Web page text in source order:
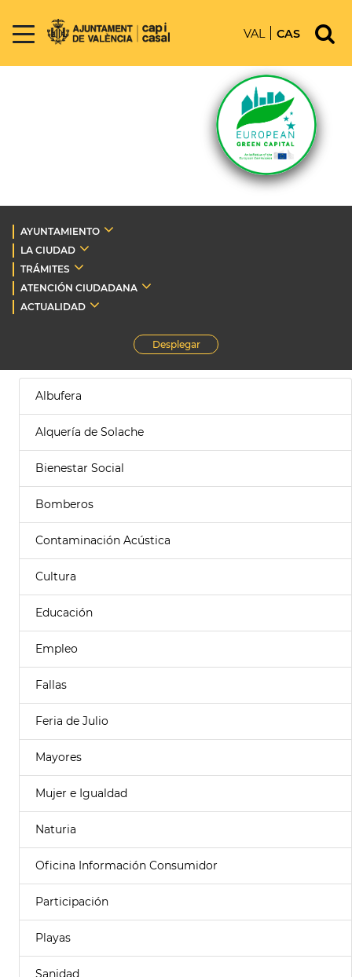
VAL CAS
AYUNTAMIENTO
LA CIUDAD
TRÁMITES
ATENCIÓN CIUDADANA
ACTUALIDAD
Desplegar
Albufera
Alquería de Solache
Bienestar Social
Bomberos
Contaminación Acústica
Cultura
Educación
Empleo
Fallas
Feria de Julio
Mayores
Mujer e Igualdad
Naturia
Oficina Información Consumidor
Participación
Playas
Sanidad